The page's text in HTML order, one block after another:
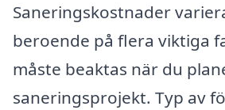
Saneringskostnader
beroende på flera viktiga
måste beaktas när du
saneringsprojekt. Typ av